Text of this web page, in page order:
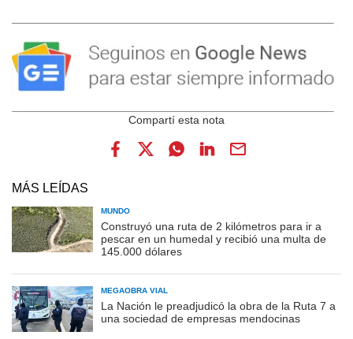
MÁS LEÍDAS
MUNDO
Construyó una ruta de 2 kilómetros para ir a
pescar en un humedal y recibió una multa de
145.000 dólares
MEGAOBRA VIAL
La Nación le preadjudicó la obra de la Ruta 7 a
una sociedad de empresas mendocinas